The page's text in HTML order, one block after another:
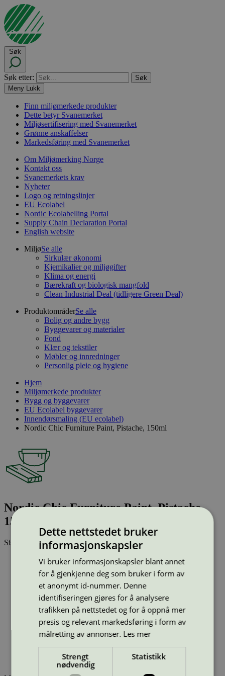
Søk
Søk etter:
Meny Lukk
Finn miljømerkede produkter
Dette betyr Svanemerket
Miljøsertifisering med Svanemerket
Grønne anskaffelser
Markedsføring med Svanemerket
Om Miljømerking Norge
Kontakt oss
Svanemerkets krav
Nyheter
Logo og retningslinjer
EU Ecolabel
Nordic Ecolabelling Portal
Supply Chain Declaration Portal
English website
MiljøSe alle
Sirkulær økonomi
Kjemikalier og miljøgifter
Klima og energi
Bærekraft og biologisk mangfold
Clean Industrial Deal (tidligere Green Deal)
ProduktområderSe alle
Bolig og andre bygg
Byggevarer og materialer
Fond
Klær og tekstiler
Møbler og innredninger
Personlig pleie og hygiene
Hjem
Miljømerkede produkter
Bygg og byggevarer
EU Ecolabel byggevarer
Innendørsmaling (EU ecolabel)
Nordic Chic Furniture Paint, Pistache, 150ml
Nordic Chic Furniture Paint, Pistache,
150ml
Sist oppdatert13 mai 2026
Strekkode (GTIN):
4029955812182
Vis alle GTIN Vis færre GTIN
Type: Innendørsmaling (EU ecolabel)
Lisensnummer: DE/044/046
Miljømerke:
EU Ecolabel
Merkevare: Nordic Chic
Merkevare nettside: https://www.nordicchic.no/
Lisensinnehaver: Nordic Chic
Tilgjengelig i:
Norge, Sverige, Finland, Danmark, Utenfor
Dette nettstedet bruker
informasjonskapsler
Vi bruker informasjonskapsler blant annet
for å gjenkjenne deg som bruker i form av
et anonymt id-nummer. Denne
identifiseringen gjøres for å analysere
trafikken på nettstedet og for å oppnå mer
presis og relevant markedsføring i form av
målretting av annonser. Les mer
Strengt
nødvendig
Statistikk